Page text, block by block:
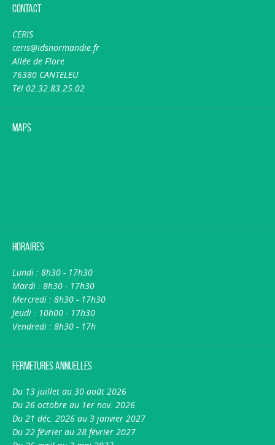
Contact
CERIS
ceris@idsnormandie.fr
Allée de Flore
76380 CANTELEU
Tél 02.32.83.25.02
Maps
Horaires
Lundi : 8h30 - 17h30
Mardi : 8h30 - 17h30
Mercredi : 8h30 - 17h30
Jeudi : 10h00 - 17h30
Vendredi : 8h30 - 17h
Fermetures annuelles
Du 13 juillet au 30 août 2026
Du 26 octobre au 1er nov. 2026
Du 21 déc. 2026 au 3 janvier 2027
Du 22 février au 28 février 2027